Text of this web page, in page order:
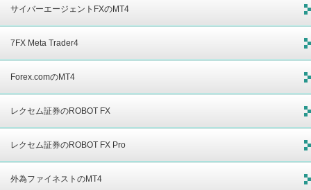
サイバーエージェントFXのMT4
7FX Meta Trader4
Forex.comのMT4
レクセム証券のROBOT FX
レクセム証券のROBOT FX Pro
外為ファイネストのMT4